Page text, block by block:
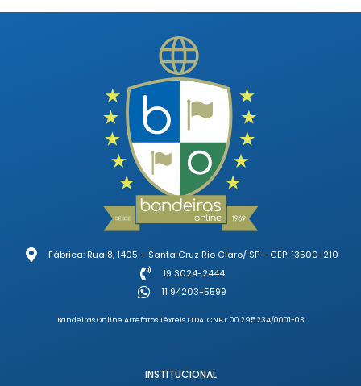
Fábrica: Rua 8, 1405 – Santa Cruz Rio Claro/ SP – CEP: 13500-210
19 3024-2444
11 94203-5599
Bandeiras Online Artefatos Têxteis LTDA. CNPJ: 00.295.234/0001-03
INSTITUCIONAL